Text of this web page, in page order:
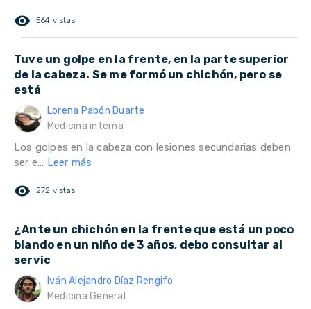
remove_red_eye 564 vistas
Tuve un golpe en la frente, en la parte superior
de la cabeza. Se me formó un chichón, pero se
está
Lorena Pabón Duarte
Medicina interna
Los golpes en la cabeza con lesiones secundarias deben
ser e... Leer más
remove_red_eye 272 vistas
¿Ante un chichón en la frente que está un poco
blando en un niño de 3 años, debo consultar al
servic
Iván Alejandro Díaz Rengifo
Medicina General